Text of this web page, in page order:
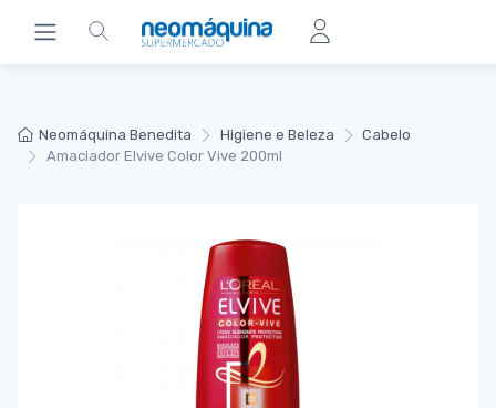
Neomáquina Benedita Higiene e Beleza
Cabelo
Amaciador Elvive Color Vive 200ml